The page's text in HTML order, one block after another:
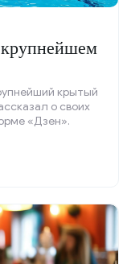
крытый
о своих
«Дзен».